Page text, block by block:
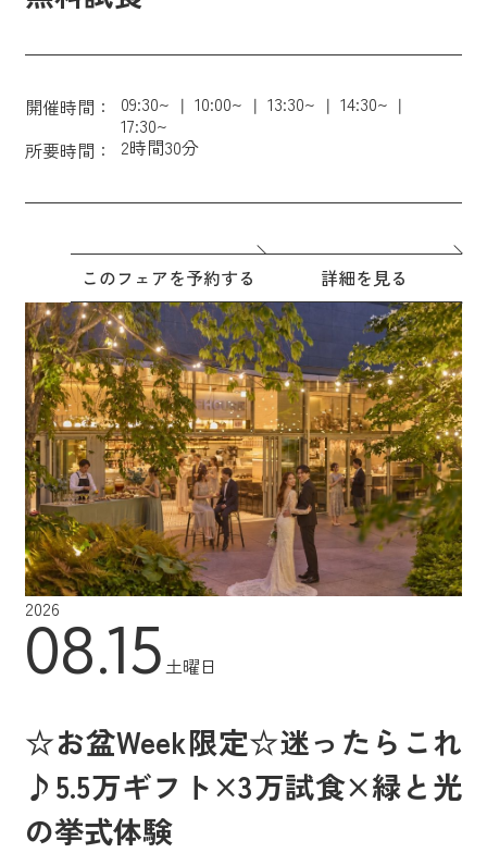
開催時間： 09:30~ 10:00~ 13:30~
14:30~
17:30~
所要時間：
2時間30分
このフェアを予約する 詳細を見る
2026
08.15土曜日
☆お盆Week限定☆迷ったらこれ
♪5.5万ギフト×3万試食×緑と光
の挙式体験